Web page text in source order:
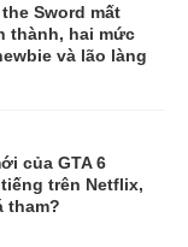
Sword mất
thành, hai mức
và lão làng
của GTA 6
trên Netflix,
tham?